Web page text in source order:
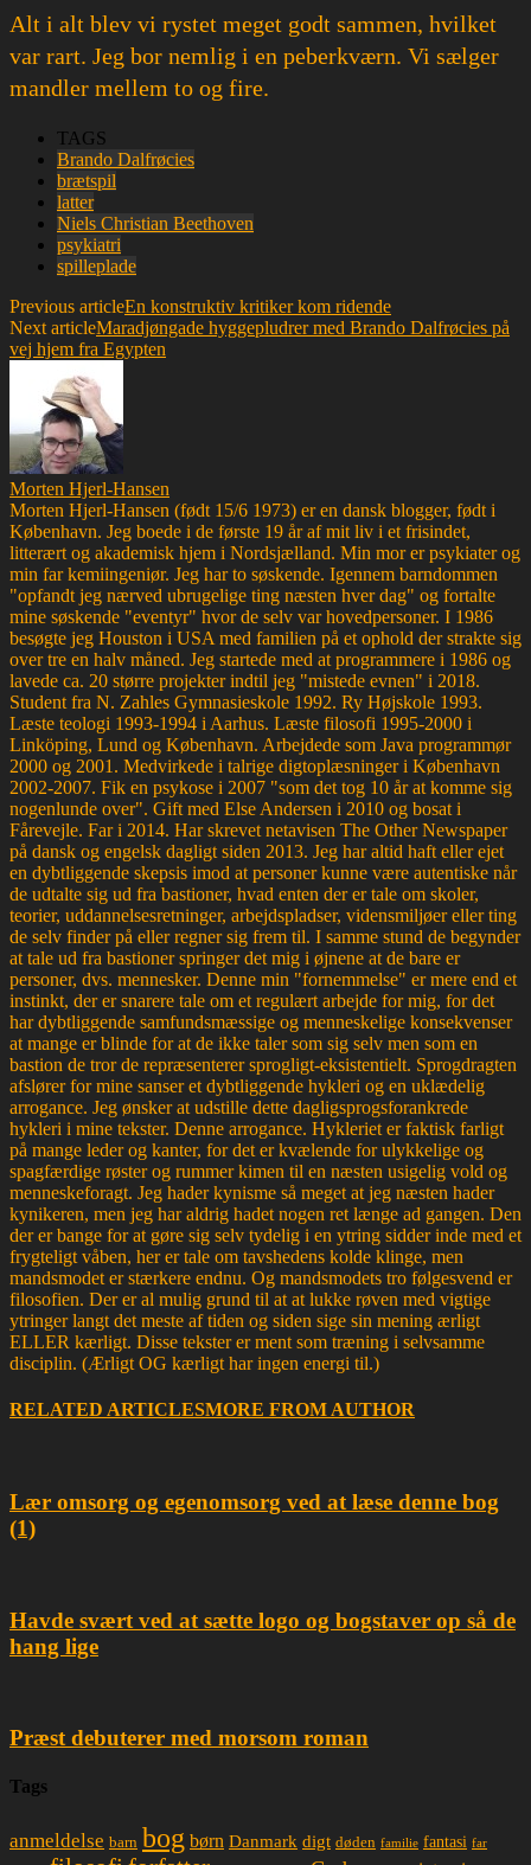
Alt i alt blev vi rystet meget godt sammen, hvilket
var rart. Jeg bor nemlig i en peberkværn. Vi sælger
mandler mellem to og fire.
TAGS
Brando Dalfrøcies
brætspil
latter
Niels Christian Beethoven
psykiatri
spilleplade
Previous articleEn konstruktiv kritiker kom ridende
Next articleMaradjøngade hyggepludrer med Brando Dalfrøcies på
vej hjem fra Egypten
Morten Hjerl-Hansen
Morten Hjerl-Hansen (født 15/6 1973) er en dansk blogger, født i
København. Jeg boede i de første 19 år af mit liv i et frisindet,
litterært og akademisk hjem i Nordsjælland. Min mor er psykiater og
min far kemiingeniør. Jeg har to søskende. Igennem barndommen
"opfandt jeg nærved ubrugelige ting næsten hver dag" og fortalte
mine søskende "eventyr" hvor de selv var hovedpersoner. I 1986
besøgte jeg Houston i USA med familien på et ophold der strakte sig
over tre en halv måned. Jeg startede med at programmere i 1986 og
lavede ca. 20 større projekter indtil jeg "mistede evnen" i 2018.
Student fra N. Zahles Gymnasieskole 1992. Ry Højskole 1993.
Læste teologi 1993-1994 i Aarhus. Læste filosofi 1995-2000 i
Linköping, Lund og København. Arbejdede som Java programmør
2000 og 2001. Medvirkede i talrige digtoplæsninger i København
2002-2007. Fik en psykose i 2007 "som det tog 10 år at komme sig
nogenlunde over". Gift med Else Andersen i 2010 og bosat i
Fårevejle. Far i 2014. Har skrevet netavisen The Other Newspaper
på dansk og engelsk dagligt siden 2013. Jeg har altid haft eller ejet
en dybtliggende skepsis imod at personer kunne være autentiske når
de udtalte sig ud fra bastioner, hvad enten der er tale om skoler,
teorier, uddannelsesretninger, arbejdspladser, vidensmiljøer eller ting
de selv finder på eller regner sig frem til. I samme stund de begynder
at tale ud fra bastioner springer det mig i øjnene at de bare er
personer, dvs. mennesker. Denne min "fornemmelse" er mere end et
instinkt, der er snarere tale om et regulært arbejde for mig, for det
har dybtliggende samfundsmæssige og menneskelige konsekvenser
at mange er blinde for at de ikke taler som sig selv men som en
bastion de tror de repræsenterer sprogligt-eksistentielt. Sprogdragten
afslører for mine sanser et dybtliggende hykleri og en uklædelig
arrogance. Jeg ønsker at udstille dette dagligsprogsforankrede
hykleri i mine tekster. Denne arrogance. Hykleriet er faktisk farligt
på mange leder og kanter, for det er kvælende for ulykkelige og
spagfærdige røster og rummer kimen til en næsten usigelig vold og
menneskeforagt. Jeg hader kynisme så meget at jeg næsten hader
kynikeren, men jeg har aldrig hadet nogen ret længe ad gangen. Den
der er bange for at gøre sig selv tydelig i en ytring sidder inde med et
frygteligt våben, her er tale om tavshedens kolde klinge, men
mandsmodet er stærkere endnu. Og mandsmodets tro følgesvend er
filosofien. Der er al mulig grund til at at lukke røven med vigtige
ytringer langt det meste af tiden og siden sige sin mening ærligt
ELLER kærligt. Disse tekster er ment som træning i selvsamme
disciplin. (Ærligt OG kærligt har ingen energi til.)
RELATED ARTICLESMORE FROM AUTHOR
Lær omsorg og egenomsorg ved at læse denne bog
(1)
Havde svært ved at sætte logo og bogstaver op så de
hang lige
Præst debuterer med morsom roman
Tags
anmeldelse barn bog børn Danmark digt døden familie fantasi far